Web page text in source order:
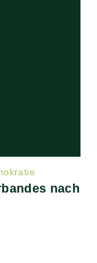
nach